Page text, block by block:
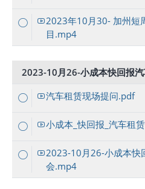
2023年10月30- 加州短
目.mp4
2023-10月26-小成本快回报
汽车租赁现场提问.pdf
小成本_快回报_汽车租
2023-10月26-小成本快
会.mp4